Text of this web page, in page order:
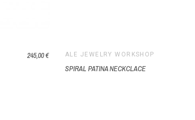
245,00 € ALE JEWELRY WORKSHOP
SPIRAL PATINA NECKCLACE